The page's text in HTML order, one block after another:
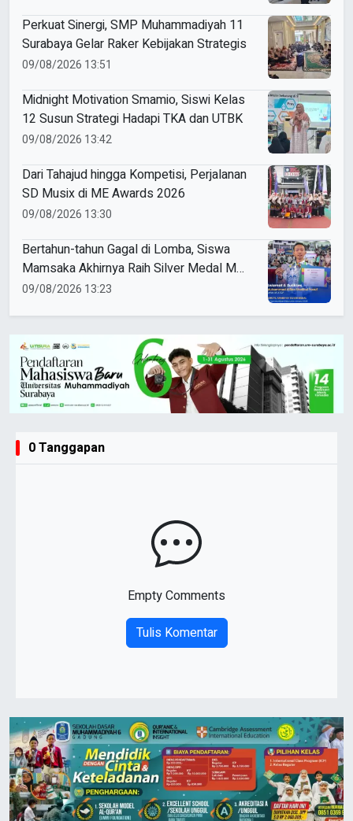
Perkuat Sinergi, SMP Muhammadiyah 11
Surabaya Gelar Raker Kebijakan Strategis
09/08/2026 13:51
Midnight Motivation Smamio, Siswi Kelas
12 Susun Strategi Hadapi TKA dan UTBK
09/08/2026 13:42
Dari Tahajud hingga Kompetisi, Perjalanan
SD Musix di ME Awards 2026
09/08/2026 13:30
Bertahun-tahun Gagal di Lomba, Siswa
Mamsaka Akhirnya Raih Silver Medal ME
Awards 2026
09/08/2026 13:23
0 Tanggapan
Empty Comments
Tulis Komentar